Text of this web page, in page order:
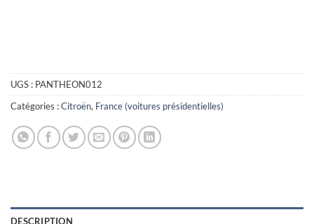
UGS : PANTHEON012
Catégories :Citroën, France (voitures présidentielles)
DESCRIPTION